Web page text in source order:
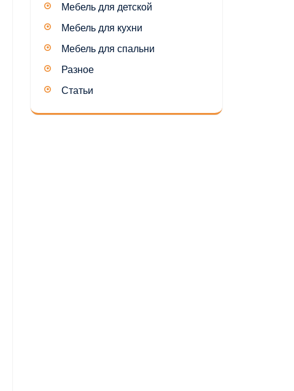
Мебель для детской
Мебель для кухни
Мебель для спальни
Разное
Статьи